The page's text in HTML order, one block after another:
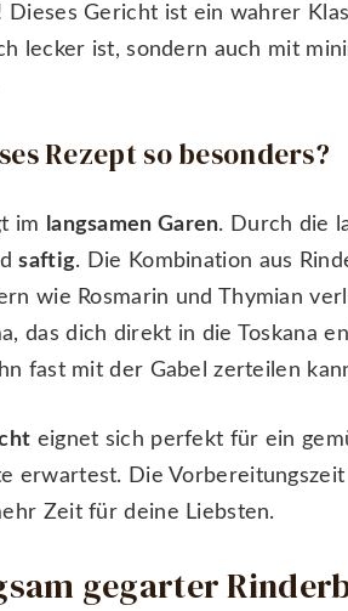
Dieses Gericht ist ein wahrer
lecker ist, sondern auch mit
Rezept so besonders?
im langsamen Garen. Durch die
saftig. Die Kombination aus
wie Rosmarin und Thymian
das dich direkt in die Toskana
fast mit der Gabel zerteilen
eignet sich perfekt für ein
erwartest. Die
Zeit für deine Liebsten.
gegarter